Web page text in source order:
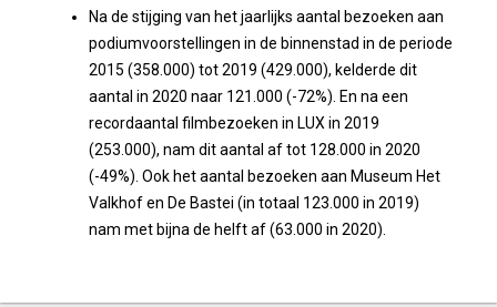
Na de stijging van het jaarlijks aantal bezoeken aan
podiumvoorstellingen in de binnenstad in de periode
2015 (358.000) tot 2019 (429.000), kelderde dit
aantal in 2020 naar 121.000 (-72%). En na een
recordaantal filmbezoeken in LUX in 2019
(253.000), nam dit aantal af tot 128.000 in 2020
(-49%). Ook het aantal bezoeken aan Museum Het
Valkhof en De Bastei (in totaal 123.000 in 2019)
nam met bijna de helft af (63.000 in 2020).